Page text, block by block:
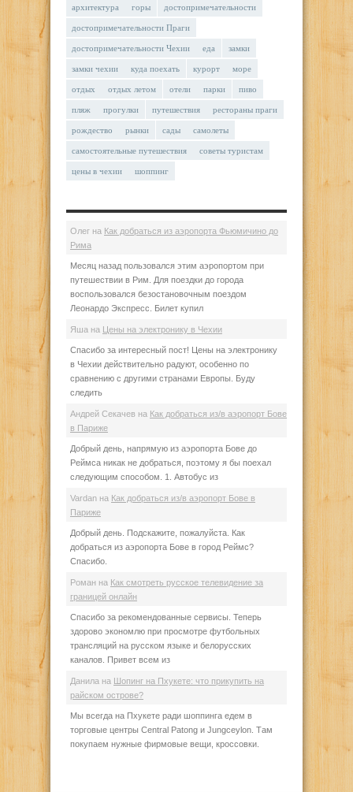
архитектура горы достопримечательности
достопримечательности Праги
достопримечательности Чехии еда замки
замки чехии куда поехать курорт море
отдых отдых летом отели парки пиво
пляж прогулки путешествия рестораны праги
рождество рынки сады самолеты
самостоятельные путешествия советы туристам
цены в чехии шоппинг
Олег на Как добраться из аэропорта Фьюмичино до
Рима
Месяц назад пользовался этим аэропортом при
путешествии в Рим. Для поездки до города
воспользовался безостановочным поездом
Леонардо Экспресс. Билет купил
Яша на Цены на электронику в Чехии
Спасибо за интересный пост! Цены на электронику
в Чехии действительно радуют, особенно по
сравнению с другими странами Европы. Буду
следить
Андрей Секачев на Как добраться из/в аэропорт Бове
в Париже
Добрый день, напрямую из аэропорта Бове до
Реймса никак не добраться, поэтому я бы поехал
следующим способом. 1. Автобус из
Vardan на Как добраться из/в аэропорт Бове в
Париже
Добрый день. Подскажите, пожалуйста. Как
добраться из аэропорта Бове в город Реймс?
Спасибо.
Роман на Как смотреть русское телевидение за
границей онлайн
Спасибо за рекомендованные сервисы. Теперь
здорово экономлю при просмотре футбольных
трансляций на русском языке и белорусских
каналов. Привет всем из
Данила на Шопинг на Пхукете: что прикупить на
райском острове?
Мы всегда на Пхукете ради шоппинга едем в
торговые центры Central Patong и Jungceylon. Там
покупаем нужные фирмовые вещи, кроссовки.